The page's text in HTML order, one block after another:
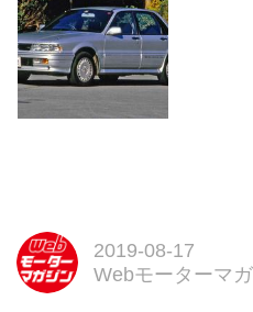
2019-08-17
Webモーターマ